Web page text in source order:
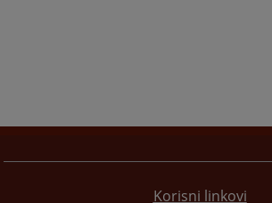
Korisni linkovi